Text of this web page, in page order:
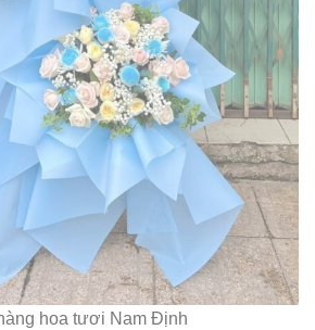
hoa tươi Nam Định